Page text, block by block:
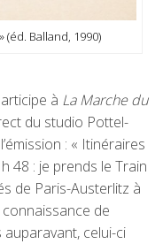
(éd. Balland, 1990)
à La Marche du
du studio Pottel-
: « Itinéraires
48 : je prends le Train
de Paris-Austerlitz à
connaissance de
celui-ci